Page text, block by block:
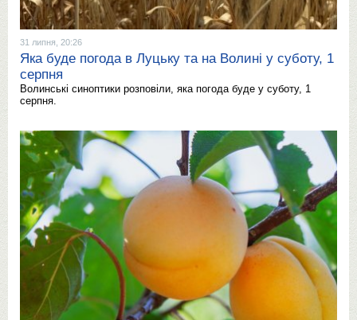
31 липня, 20:26
Яка буде погода в Луцьку та на Волині у суботу, 1
серпня
Волинські синоптики розповіли, яка погода буде у суботу, 1
серпня.